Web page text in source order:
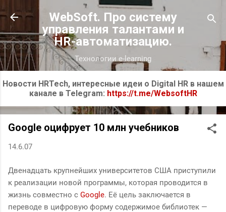
К основному контенту
WebSoft. Про систему
управления талантами и
HR-автоматизацию.
Технологии e-learning
Новости HRTech, интересные идеи о Digital HR в нашем
канале в Telegram: https://t.me/WebsoftHR
Google оцифрует 10 млн учебников
14.6.07
Двенадцать крупнейших университетов США приступили
к реализации новой программы, которая проводится в
жизнь совместно с Google. Её цель заключается в
переводе в цифровую форму содержимое библиотек —